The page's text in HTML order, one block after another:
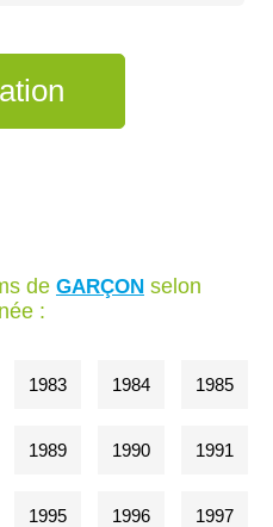
de GARÇONselon
:
1983 1984 1985
1989 1990 1991
1995 1996 1997